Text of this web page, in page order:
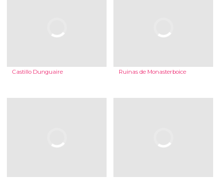
Castillo Dunguaire Ruinas de Monasterboice